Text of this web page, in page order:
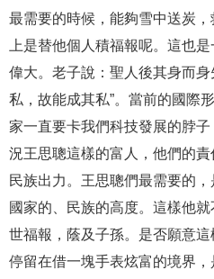
最需要的時候，能夠雪中送炭
上是替他個人積福報呢。這也是
偉大。老子說：聖人後其身而
私，故能成其私”。當前的國際
家一直要卡我們科技發展的脖
況王思聰這樣的富人，他們的責
民族出力。王思聰們最需要的
國家的、民族的高度。這樣他
世福報，蔭及子孫。是否願意
停留在借一塊手表炫富的境界